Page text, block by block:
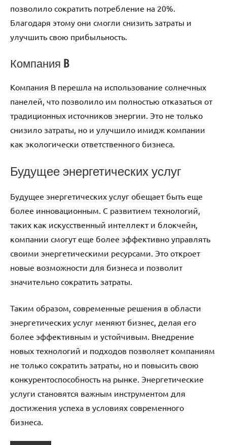
позволило сократить потребление на 20%.
Благодаря этому они смогли снизить затраты и
улучшить свою прибыльность.
Компания B
Компания B перешла на использование солнечных
панелей, что позволило им полностью отказаться от
традиционных источников энергии. Это не только
снизило затраты, но и улучшило имидж компании
как экологически ответственного бизнеса.
Будущее энергетических услуг
Будущее энергетических услуг обещает быть еще
более инновационным. С развитием технологий,
таких как искусственный интеллект и блокчейн,
компании смогут еще более эффективно управлять
своими энергетическими ресурсами. Это откроет
новые возможности для бизнеса и позволит
значительно сократить затраты.
Таким образом, современные решения в области
энергетических услуг меняют бизнес, делая его
более эффективным и устойчивым. Внедрение
новых технологий и подходов позволяет компаниям
не только сократить затраты, но и повысить свою
конкурентоспособность на рынке. Энергетические
услуги становятся важным инструментом для
достижения успеха в условиях современного
бизнеса.